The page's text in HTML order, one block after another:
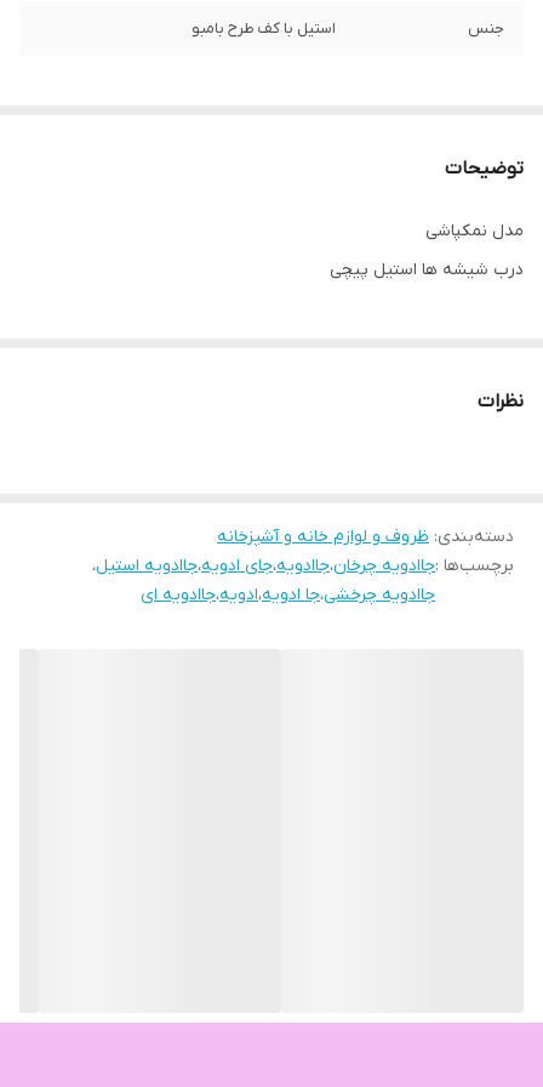
جنس استیل با کف طرح بامبو
توضیحات
مدل نمکپاشی
درب شیشه ها استیل پیچی
نظرات
دسته‌بندی: ظروف و لوازم خانه و آشپزخانه
برچسب‌ها :جاادویه چرخان،جاادویه،جای ادویه،جاادویه استیل،
جاادویه چرخشی،جا ادویه،ادویه،جاادویه ای